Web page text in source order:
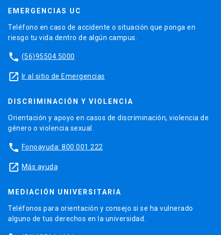
EMERGENCIAS UC
Teléfono en caso de accidente o situación que ponga en
riesgo tu vida dentro de algún campus.
phone (56)95504 5000
launch Ir al sitio de Emergencias
DISCRIMINACIÓN Y VIOLENCIA
Orientación y apoyo en casos de discriminación, violencia de
género o violencia sexual.
phone Fonoayuda: 800 001 222
launch Más ayuda
MEDIACIÓN UNIVERSITARIA
Teléfonos para orientación y consejo si se ha vulnerado
alguno de tus derechos en la universidad.